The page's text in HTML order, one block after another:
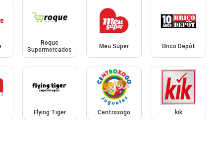
Roque
Supermercados
Meu Super Brico Depôt
Flying Tiger Centroxogo kik